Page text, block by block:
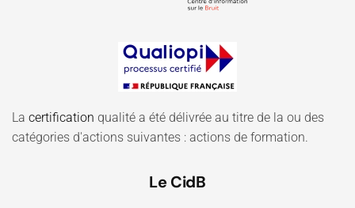
La certification qualité a été délivrée au titre de la ou des
catégories d'actions suivantes : actions de formation.
Le CidB